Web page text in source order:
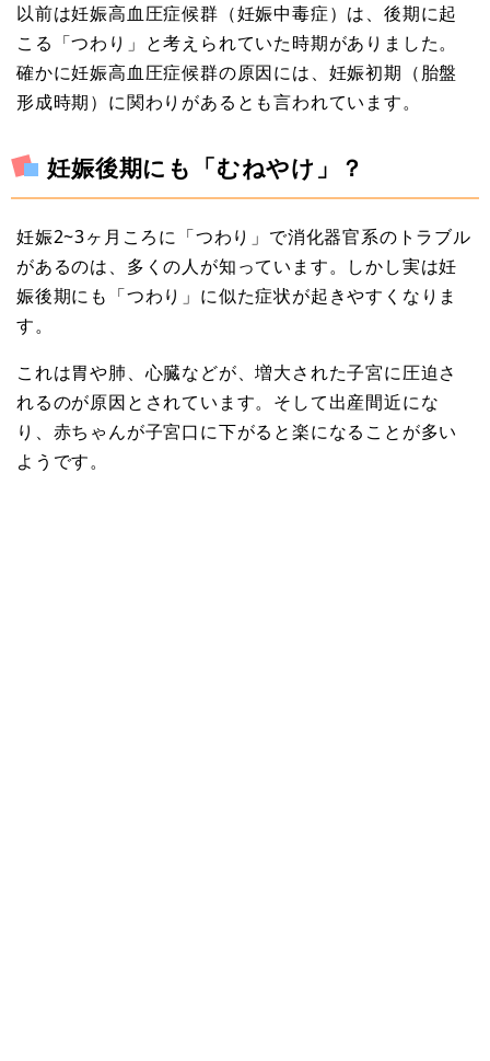
以前は妊娠高血圧症候群（妊娠中毒症）は、後期に起
こる「つわり」と考えられていた時期がありました。
確かに妊娠高血圧症候群の原因には、妊娠初期（胎盤
形成時期）に関わりがあるとも言われています。
妊娠後期にも「むねやけ」？
妊娠2~3ヶ月ころに「つわり」で消化器官系のトラブル
があるのは、多くの人が知っています。しかし実は妊
娠後期にも「つわり」に似た症状が起きやすくなりま
す。
これは胃や肺、心臓などが、増大された子宮に圧迫さ
れるのが原因とされています。そして出産間近にな
り、赤ちゃんが子宮口に下がると楽になることが多い
ようです。